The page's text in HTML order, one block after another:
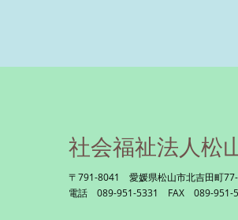
社会福祉法人松
〒791-8041 愛媛県松山市北吉田町
電話 089-951-5331 FAX 089-951-